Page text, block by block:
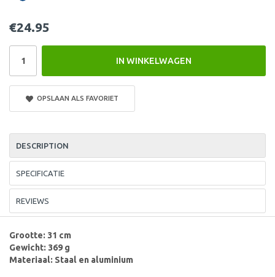
€24.95
IN WINKELWAGEN
OPSLAAN ALS FAVORIET
DESCRIPTION
SPECIFICATIE
REVIEWS
Grootte: 31 cm
Gewicht: 369 g
Materiaal: Staal en aluminium